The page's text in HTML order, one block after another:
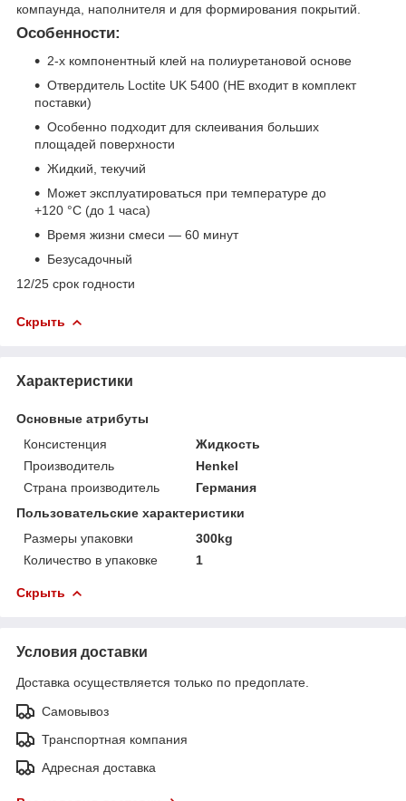
компаунда, наполнителя и для формирования покрытий.
Особенности:
2-х компонентный клей на полиуретановой основе
Отвердитель Loctite UK 5400 (НЕ входит в комплект
поставки)
Особенно подходит для склеивания больших
площадей поверхности
Жидкий, текучий
Может эксплуатироваться при температуре до
+120 °C (до 1 часа)
Время жизни смеси — 60 минут
Безусадочный
12/25 срок годности
Скрыть
Характеристики
Основные атрибуты
Консистенция
Жидкость
Производитель
Henkel
Страна производитель
Германия
Пользовательские характеристики
Размеры упаковки
300kg
Количество в упаковке
1
Скрыть
Условия доставки
Доставка осуществляется только по предоплате.
Самовывоз
Транспортная компания
Адресная доставка